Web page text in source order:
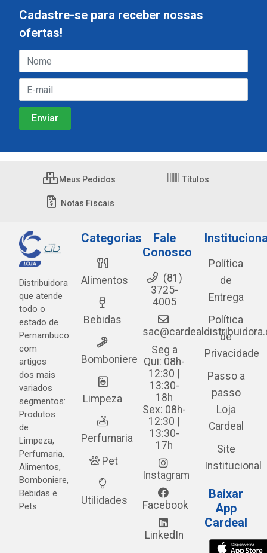
Cadastre-se para receber nossas
ofertas!
Meus Pedidos Títulos
Notas Fiscais
Distribuidora
que atende
todo o
estado de
Pernambuco
com
artigos
dos mais
variados
segmentos:
Produtos
de
Limpeza,
Perfumaria,
Alimentos,
Bomboniere,
Bebidas e
Pets.
Categorias
Alimentos
Bebidas
Bomboniere
Limpeza
Perfumaria
Pet
Utilidades
Fale
Conosco
(81)
3725-
4005
Seg a
Qui: 08h-
12:30 |
13:30-
18h
Sex: 08h-
12:30 |
13:30-
17h
Instagram
Facebook
LinkedIn
Política
de
Entrega
Política
de
Privacidade
Passo a
passo
Loja
Cardeal
Site
Institucional
Baixar
App
Cardeal